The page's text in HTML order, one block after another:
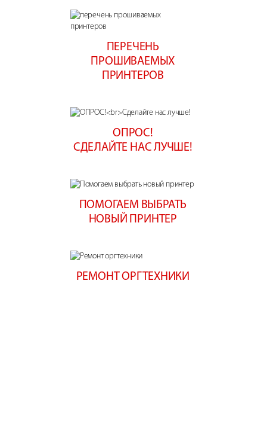
ПЕРЕЧЕНЬ
ПРОШИВАЕМЫХ
ПРИНТЕРОВ
ОПРОС!
СДЕЛАЙТЕ НАС ЛУЧШЕ!
ПОМОГАЕМ ВЫБРАТЬ
НОВЫЙ ПРИНТЕР
РЕМОНТ ОРГТЕХНИКИ